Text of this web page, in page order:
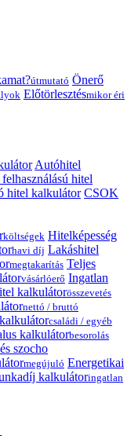
útmutató Önerő
Előtörlesztésmikor éri
Autóhitel
felhasználású hitel
hitel kalkulátor CSOK
költségek Hitelképesség
havi díj Lakáshitel
megtakarítás Teljes
vásárlóerő Ingatlan
kalkulátorösszevetés
nettó / bruttó
családi / egyéb
kalkulátorbesorolás
szocho
megújuló Energetikai
kalkulátoringatlan